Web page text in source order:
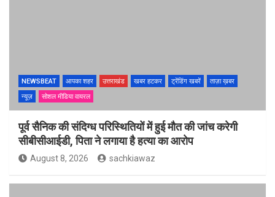
NEWSBEAT आपका शहर उत्तराखंड खबर हटकर ट्रेंडिंग खबरें
ताज़ा ख़बर
न्यूज़
सोशल मीडिया वायरल
पूर्व सैनिक की संदिग्ध परिस्थितियों में हुई मौत की जांच करेगी
सीबीसीआईडी, पिता ने लगाया है हत्या का आरोप
August 8, 2026 sachkiawaz